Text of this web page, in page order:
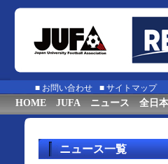
■ お問い合わせ ■ サイトマップ
HOME JUFA ニュース 全日
ニュース一覧